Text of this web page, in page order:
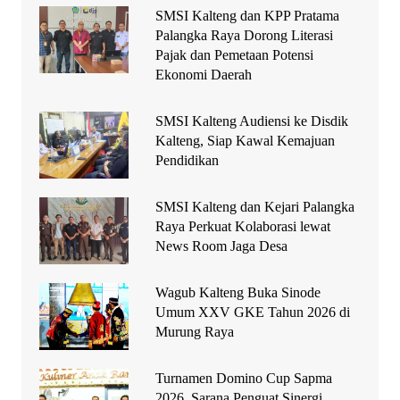
SMSI Kalteng dan KPP Pratama
Palangka Raya Dorong Literasi
Pajak dan Pemetaan Potensi
Ekonomi Daerah
SMSI Kalteng Audiensi ke Disdik
Kalteng, Siap Kawal Kemajuan
Pendidikan
SMSI Kalteng dan Kejari Palangka
Raya Perkuat Kolaborasi lewat
News Room Jaga Desa
Wagub Kalteng Buka Sinode
Umum XXV GKE Tahun 2026 di
Murung Raya
Turnamen Domino Cup Sapma